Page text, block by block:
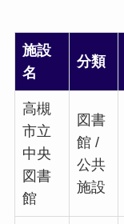
施設
名
分類
高槻
市立
中央
図書
館
図書
館 /
公共
施設